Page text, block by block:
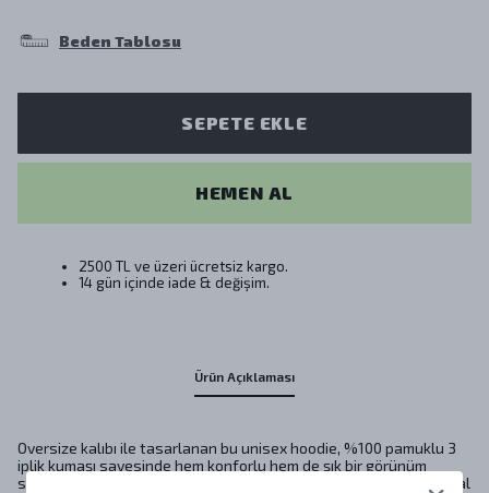
Beden Tablosu
SEPETE EKLE
HEMEN AL
2500 TL ve üzeri ücretsiz kargo.
14 gün içinde iade & değişim.
Ürün Açıklaması
Oversize kalıbı ile tasarlanan bu unisex hoodie, %100 pamuklu 3
iplik kumaşı sayesinde hem konforlu hem de şık bir görünüm
sunmaktadır. “Nice Person” mesajı ile dikkat çeken bu ürün, sosyal